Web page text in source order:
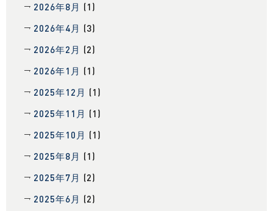
2026年8月 (1)
2026年4月 (3)
2026年2月 (2)
2026年1月 (1)
2025年12月 (1)
2025年11月 (1)
2025年10月 (1)
2025年8月 (1)
2025年7月 (2)
2025年6月 (2)